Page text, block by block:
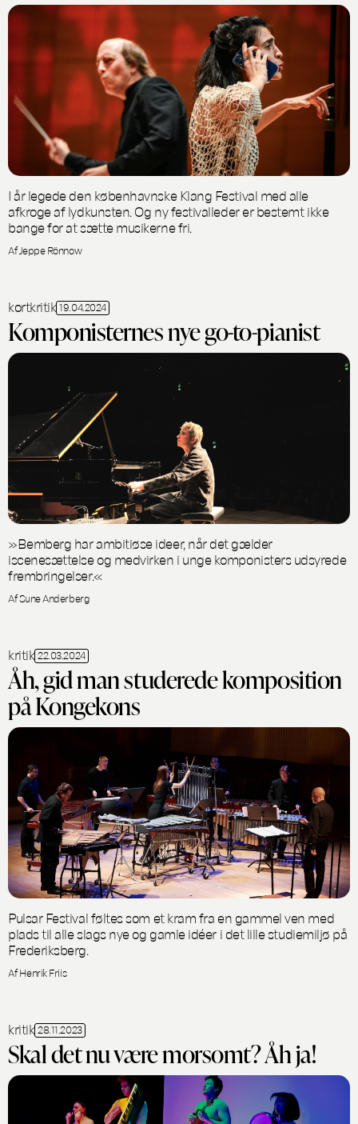
I år legede den københavnske Klang Festival med alle
afkroge af lydkunsten. Og ny festivalleder er bestemt ikke
bange for at sætte musikerne fri.
Af Jeppe Rönnow
kortkritik 19.04.2024
Komponisternes nye go-to-pianist
»Bemberg har ambitiøse ideer, når det gælder
iscenesættelse og medvirken i unge komponisters udsyrede
frembringelser.«
Af Sune Anderberg
kritik 22.03.2024
Åh, gid man studerede komposition
på Kongekons
Pulsar Festival føltes som et kram fra en gammel ven med
plads til alle slags nye og gamle idéer i det lille studiemiljø på
Frederiksberg.
Af Henrik Friis
kritik 28.11.2023
Skal det nu være morsomt? Åh ja!